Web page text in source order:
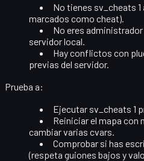
No tienes sv_cheats 1
marcados como cheat).
No eres
servidor local.
Hay conflictos con
previas del servidor.
Prueba a:
Ejecutar sv_cheats 1
Reiniciar el mapa con
cambiar varias cvars.
Comprobar si has
(respeta guiones bajos y